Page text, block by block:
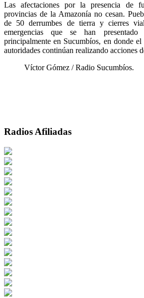
Las afectaciones por la presencia de
provincias de la Amazonía no cesan.
de 50 derrumbes de tierra y cierres
emergencias que se han
principalmente en Sucumbíos, en donde
autoridades continúan realizando acciones
Víctor Gómez / Radio Sucumbíos.
Radios Afiliadas